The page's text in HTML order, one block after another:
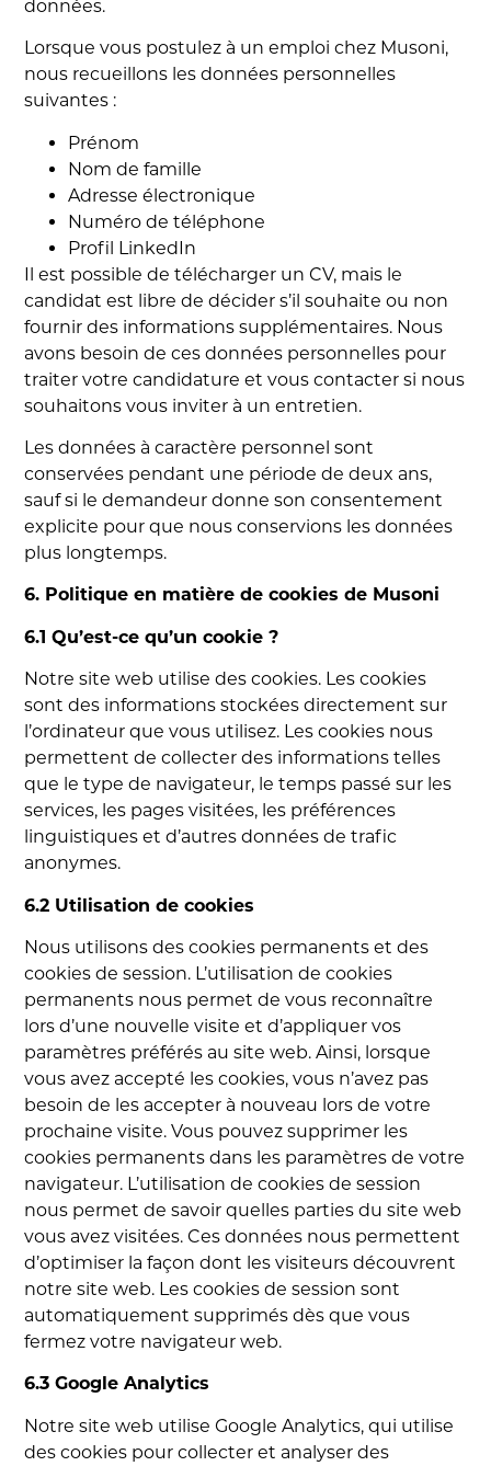
données.
Lorsque vous postulez à un emploi chez Musoni,
nous recueillons les données personnelles
suivantes :
Prénom
Nom de famille
Adresse électronique
Numéro de téléphone
Profil LinkedIn
Il est possible de télécharger un CV, mais le
candidat est libre de décider s’il souhaite ou non
fournir des informations supplémentaires. Nous
avons besoin de ces données personnelles pour
traiter votre candidature et vous contacter si nous
souhaitons vous inviter à un entretien.
Les données à caractère personnel sont
conservées pendant une période de deux ans,
sauf si le demandeur donne son consentement
explicite pour que nous conservions les données
plus longtemps.
6. Politique en matière de cookies de Musoni
6.1 Qu’est-ce qu’un cookie ?
Notre site web utilise des cookies. Les cookies
sont des informations stockées directement sur
l’ordinateur que vous utilisez. Les cookies nous
permettent de collecter des informations telles
que le type de navigateur, le temps passé sur les
services, les pages visitées, les préférences
linguistiques et d’autres données de trafic
anonymes.
6.2 Utilisation de cookies
Nous utilisons des cookies permanents et des
cookies de session. L’utilisation de cookies
permanents nous permet de vous reconnaître
lors d’une nouvelle visite et d’appliquer vos
paramètres préférés au site web. Ainsi, lorsque
vous avez accepté les cookies, vous n’avez pas
besoin de les accepter à nouveau lors de votre
prochaine visite. Vous pouvez supprimer les
cookies permanents dans les paramètres de votre
navigateur. L’utilisation de cookies de session
nous permet de savoir quelles parties du site web
vous avez visitées. Ces données nous permettent
d’optimiser la façon dont les visiteurs découvrent
notre site web. Les cookies de session sont
automatiquement supprimés dès que vous
fermez votre navigateur web.
6.3 Google Analytics
Notre site web utilise Google Analytics, qui utilise
des cookies pour collecter et analyser des